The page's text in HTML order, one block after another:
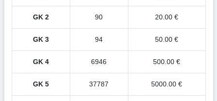
GK 2 90 20.00 €
GK 3 94 50.00 €
GK 4 6946 500.00 €
GK 5 37787 5000.00 €